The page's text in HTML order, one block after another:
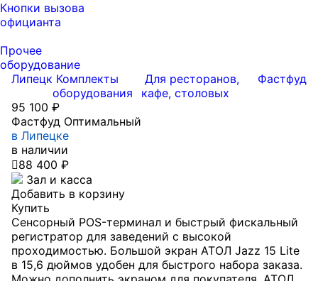
Кнопки вызова
официанта
Прочее
оборудование
Липецк Комплекты
оборудования
Для ресторанов,
кафе, столовых
Фастфуд
95 100 ₽
Фастфуд Оптимальный
в Липецке
в наличии
88 400 ₽
Зал и касса
Добавить в корзину
Купить
Сенсорный POS-терминал и быстрый фискальный
регистратор для заведений с высокой
проходимостью. Большой экран АТОЛ Jazz 15 Lite
в 15,6 дюймов удобен для быстрого набора заказа.